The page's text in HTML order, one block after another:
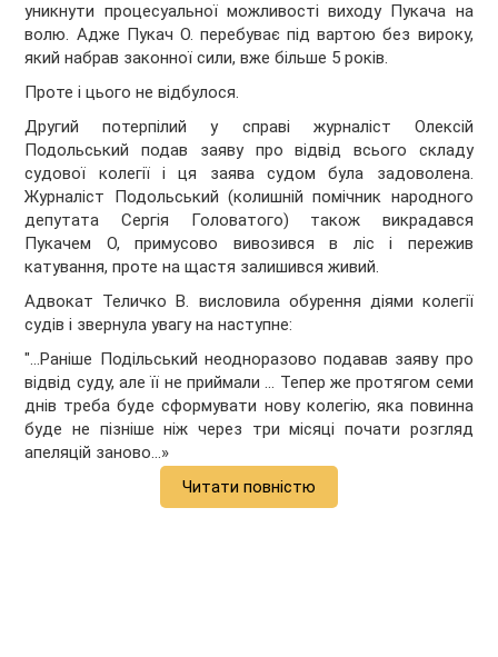
уникнути процесуальної можливості виходу Пукача на
волю. Адже Пукач О. перебуває під вартою без вироку,
який набрав законної сили, вже більше 5 років.
Проте і цього не відбулося.
Другий потерпілий у справі журналіст Олексій
Подольський подав заяву про відвід всього складу
судової колегії і ця заява судом була задоволена.
Журналіст Подольський (колишній помічник народного
депутата Сергія Головатого) також викрадався
Пукачем О, примусово вивозився в ліс і пережив
катування, проте на щастя залишився живий.
Адвокат Теличко В. висловила обурення діями колегії
судів і звернула увагу на наступне:
"…Раніше Подільський неодноразово подавав заяву про
відвід суду, але її не приймали ... Тепер же протягом семи
днів треба буде сформувати нову колегію, яка повинна
буде не пізніше ніж через три місяці почати розгляд
апеляцій заново…»
Читати повністю